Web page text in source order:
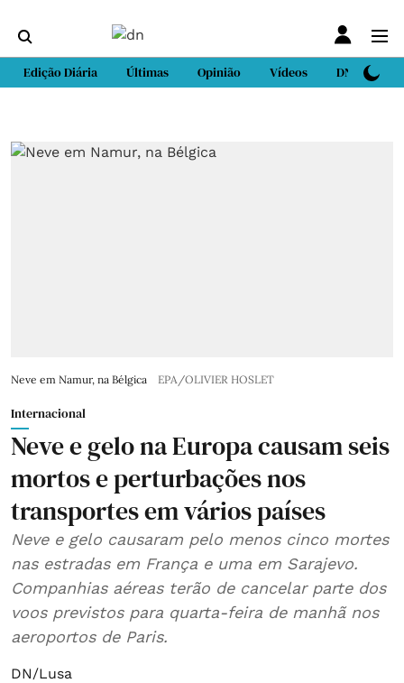
Edição Diária Últimas Opinião Vídeos DN Sport
Neve em Namur, na Bélgica EPA/OLIVIER HOSLET
Internacional
Neve e gelo na Europa causam seis
mortos e perturbações nos
transportes em vários países
Neve e gelo causaram pelo menos cinco mortes
nas estradas em França e uma em Sarajevo.
Companhias aéreas terão de cancelar parte dos
voos previstos para quarta-feira de manhã nos
aeroportos de Paris.
DN/Lusa